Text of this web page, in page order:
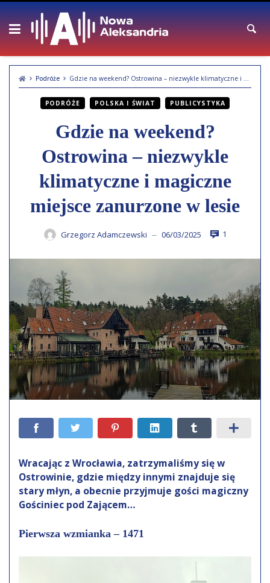
Skip
content
Podróże Gdzie na weekend? Ostrowina – niezwykle klimatyczne i magiczne miejsce zanurzone w lesie
PODRÓŻE POLSKA I ŚWIAT PUBLICYSTYKA
Gdzie na weekend?
Ostrowina – niezwykle
klimatyczne i magiczne
miejsce zanurzone w lesie
Grzegorz Adamczewski — 06/03/2025 1
Wracając z Wrocławia, zatrzymaliśmy się w
Ostrowinie, gdzie między innymi znajduje się
stary młyn, a obecnie przyjmuje gości magiczny
Gościniec pod Zającem…
Pierwsza wzmianka – 1471